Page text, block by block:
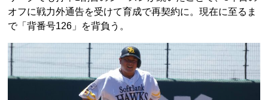
オフに戦力外通告を受けて育成で再契約に。現在に至るま
で「背番号126」を背負う。